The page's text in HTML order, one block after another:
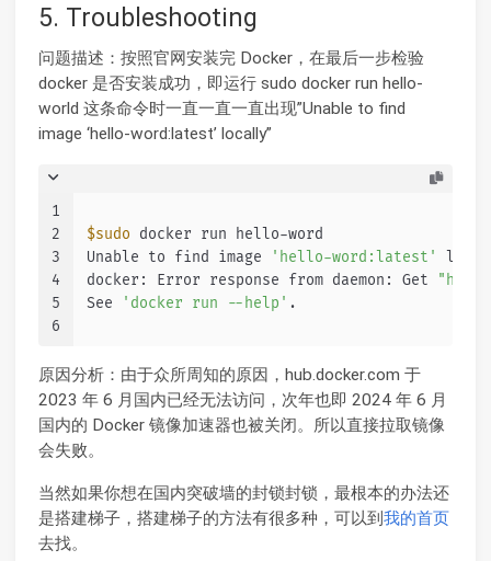
5. Troubleshooting
问题描述：按照官网安装完 Docker，在最后一步检验
docker 是否安装成功，即运行 sudo docker run hello-
world 这条命令时一直一直一直出现”Unable to find
image ‘hello-word:latest’ locally”
1
2
3
4
5
6
$sudo docker run hello-word
Unable to find image
'hello-word:latest'
docker: Error response from daemon: Get
See
'docker run --help' .
原因分析：由于众所周知的原因，hub.docker.com 于
2023 年 6 月国内已经无法访问，次年也即 2024 年 6 月
国内的 Docker 镜像加速器也被关闭。所以直接拉取镜像
会失败。
当然如果你想在国内突破墙的封锁封锁，最根本的办法还
是搭建梯子，搭建梯子的方法有很多种，可以到 我的首页
去找。